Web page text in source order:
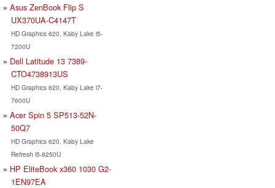
Asus ZenBook Flip S
UX370UA-C4147T
HD Graphics 620, Kaby Lake i5-
7200U
Dell Latitude 13 7389-
CTO4738913US
HD Graphics 620, Kaby Lake i7-
7600U
Acer Spin 5 SP513-52N-
50Q7
HD Graphics 620, Kaby Lake
Refresh i5-8250U
HP EliteBook x360 1030 G2-
1EN97EA